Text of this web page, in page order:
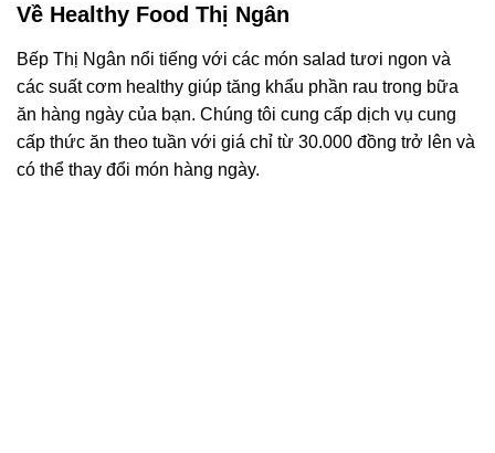
Về Healthy Food Thị Ngân
Bếp Thị Ngân nổi tiếng với các món salad tươi ngon và
các suất cơm healthy giúp tăng khẩu phần rau trong bữa
ăn hàng ngày của bạn. Chúng tôi cung cấp dịch vụ cung
cấp thức ăn theo tuần với giá chỉ từ 30.000 đồng trở lên và
có thể thay đổi món hàng ngày.